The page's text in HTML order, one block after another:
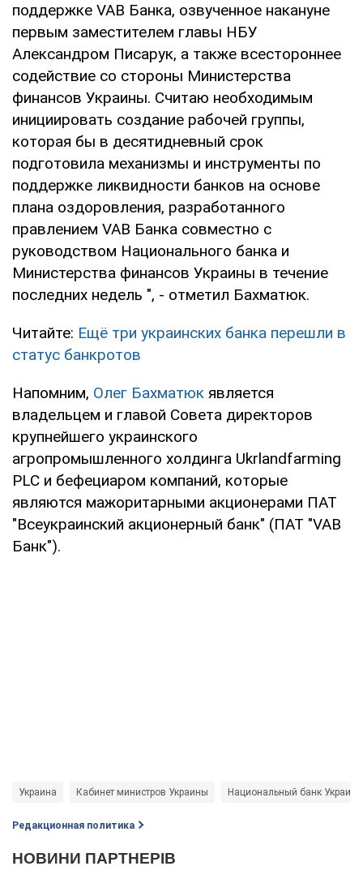
поддержке VAB Банка, озвученное накануне
первым заместителем главы НБУ
Александром Писарук, а также всестороннее
содействие со стороны Министерства
финансов Украины. Считаю необходимым
инициировать создание рабочей группы,
которая бы в десятидневный срок
подготовила механизмы и инструменты по
поддержке ликвидности банков на основе
плана оздоровления, разработанного
правлением VAB Банка совместно с
руководством Национального банка и
Министерства финансов Украины в течение
последних недель ", - отметил Бахматюк.
Читайте: Ещё три украинских банка перешли в
статус банкротов
Напомним, Олег Бахматюк является
владельцем и главой Совета директоров
крупнейшего украинского
агропромышленного холдинга Ukrlandfarming
PLC и бефециаром компаний, которые
являются мажоритарными акционерами ПАТ
"Всеукраинский акционерный банк" (ПАТ "VAB
Банк").
Украина Кабинет министров Украины Национальный банк
Редакционная политика